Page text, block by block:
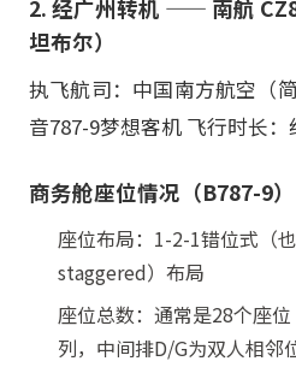
2. 经广州转机 —— 南航
坦布尔）
执飞航司：中国南方航空（
音787-9梦想客机 飞行时长：
商务舱座位情况（B787-9）
座位布局：1-2-1错位式（
staggered）布局
座位总数：通常是28个座
列，中间排D/G为双人相邻